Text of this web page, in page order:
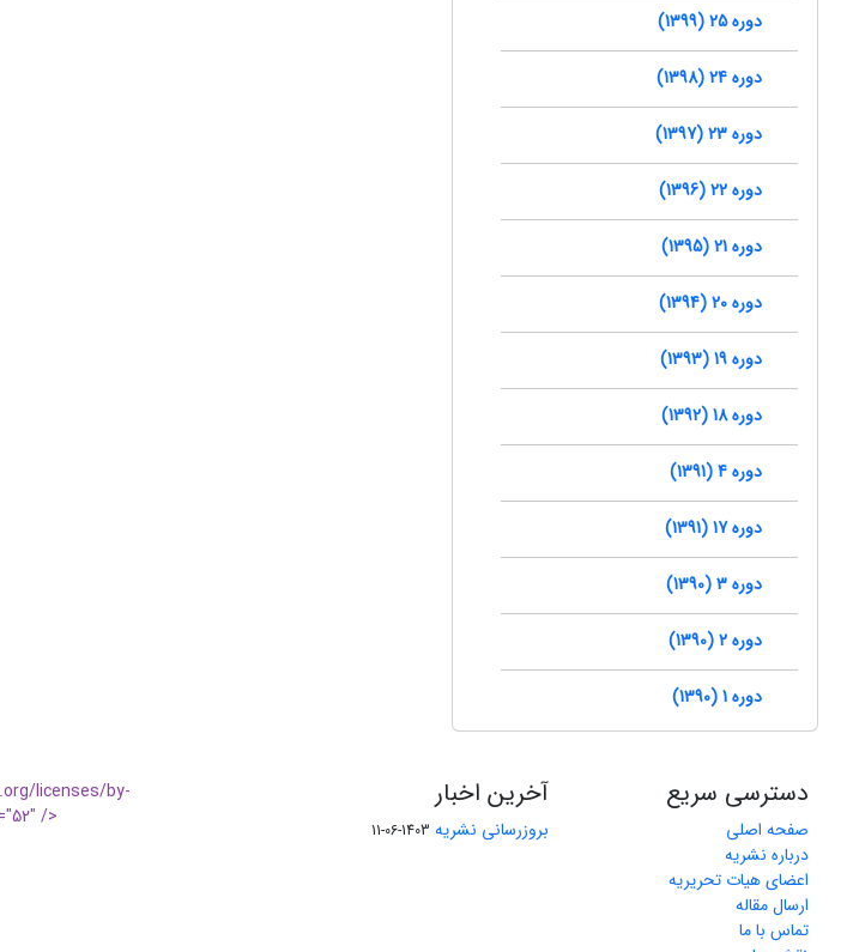
دوره 25 (1399)
دوره 24 (1398)
دوره 23 (1397)
دوره 22 (1396)
دوره 21 (1395)
دوره 20 (1394)
دوره 19 (1393)
دوره 18 (1392)
دوره 4 (1391)
دوره 17 (1391)
دوره 3 (1390)
دوره 2 (1390)
دوره 1 (1390)
دسترسی سریع
صفحه اصلی
درباره نشریه
اعضای هیات تحریریه
ارسال مقاله
تماس با ما
آخرین اخبار
بروزرسانی نشریه 1403-06-11
licenses/by-
/>